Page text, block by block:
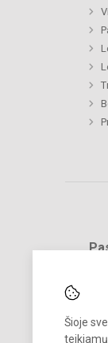
Šioje